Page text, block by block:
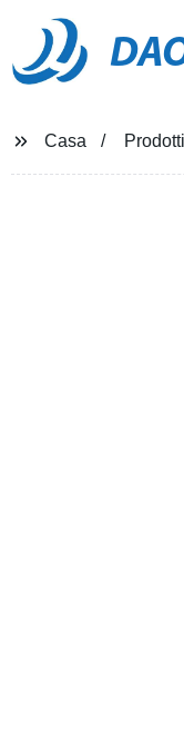
Casa Prodotti